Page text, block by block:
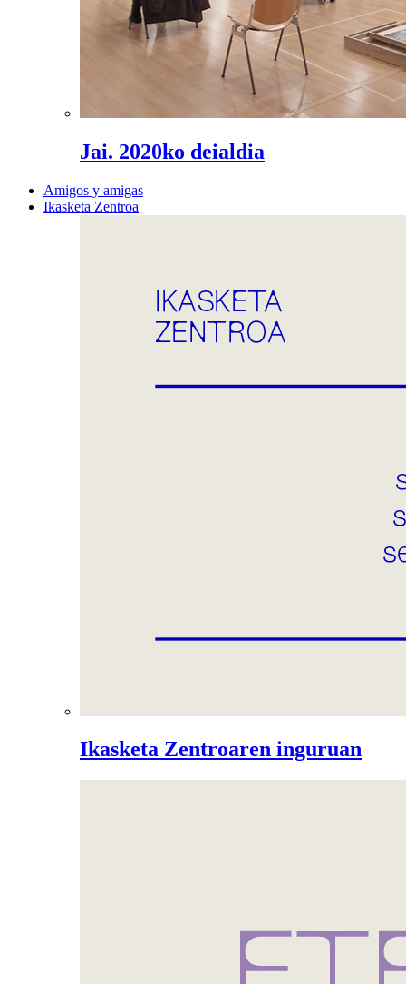
Jai. 2020ko deialdia
Amigos y amigas
Ikasketa Zentroa
Ikasketa Zentroaren inguruan